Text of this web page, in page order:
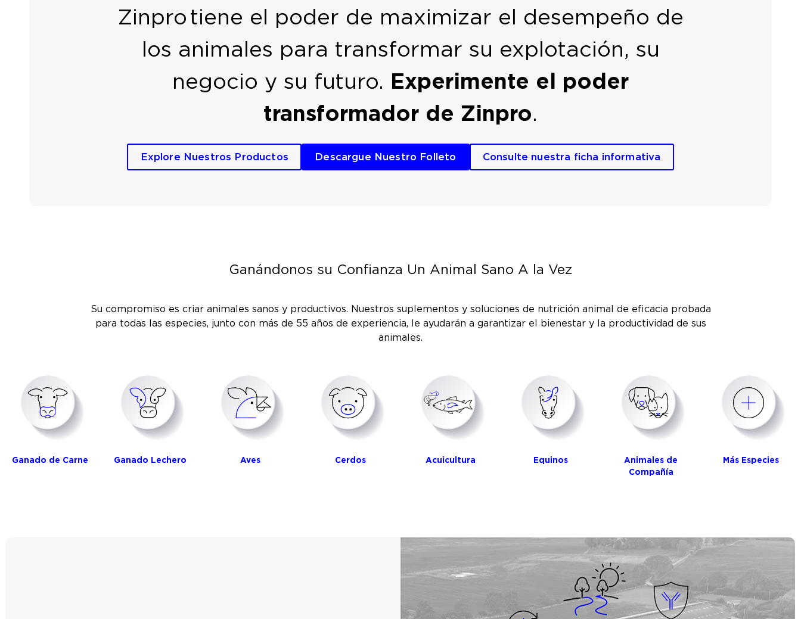
Zinprotiene el poder de maximizar el desempeño de
los animales para transformar su explotación, su
negocio y su futuro. Experimente el poder
transformador de Zinpro.
Explore Nuestros Productos Descargue Nuestro Folleto Consulte nuestra ficha informativa
Ganándonos su Confianza Un Animal Sano A la Vez
Su compromiso es criar animales sanos y productivos. Nuestros suplementos y soluciones de nutrición animal de eficacia probada
para todas las especies, junto con más de 55 años de experiencia, le ayudarán a garantizar el bienestar y la productividad de sus
animales.
Ganado de Carne Ganado Lechero Aves Cerdos Acuicultura Equinos
Animales de
Compañía
Más Especies